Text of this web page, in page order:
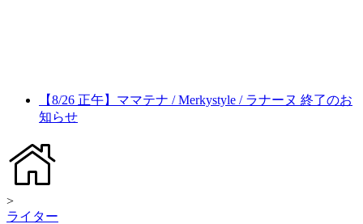
【8/26 正午】ママテナ / Merkystyle / ラナーヌ 終了のお
知らせ
>
ライター